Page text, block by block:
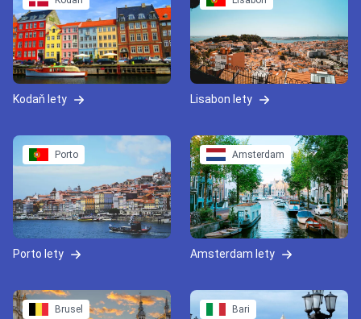
Kodaň lety Lisabon lety
Porto
Porto lety
Amsterdam
Amsterdam lety
Brusel Bari